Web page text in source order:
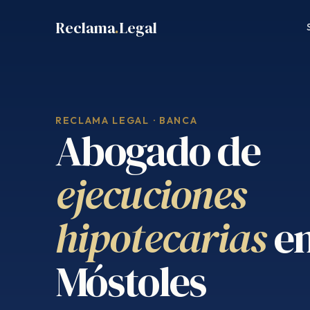
Reclama.Legal
RECLAMA LEGAL · BANCA
Abogado de
ejecuciones
hipotecarias
Móstoles